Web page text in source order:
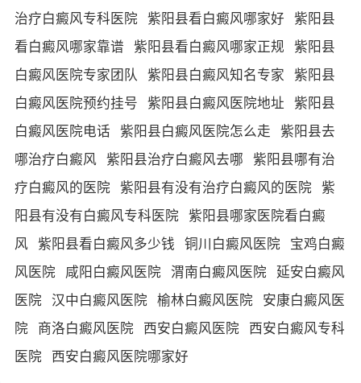
治疗白癜风专科医院 紫阳县看白癜风哪家好 紫阳县
看白癜风哪家靠谱 紫阳县看白癜风哪家正规 紫阳县
白癜风医院专家团队 紫阳县白癜风知名专家 紫阳县
白癜风医院预约挂号 紫阳县白癜风医院地址 紫阳县
白癜风医院电话 紫阳县白癜风医院怎么走 紫阳县去
哪治疗白癜风 紫阳县治疗白癜风去哪 紫阳县哪有治
疗白癜风的医院 紫阳县有没有治疗白癜风的医院 紫
阳县有没有白癜风专科医院 紫阳县哪家医院看白癜
风 紫阳县看白癜风多少钱 铜川白癜风医院 宝鸡白癜
风医院 咸阳白癜风医院 渭南白癜风医院 延安白癜风
医院 汉中白癜风医院 榆林白癜风医院 安康白癜风医
院 商洛白癜风医院 西安白癜风医院 西安白癜风专科
医院 西安白癜风医院哪家好